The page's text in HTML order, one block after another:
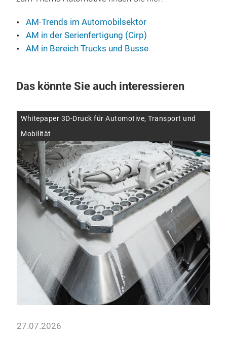
AM-Trends im Automobilsektor
AM in der Serienfertigung (Cirp)
AM in Bereich Trucks und Busse
Das könnte Sie auch interessieren
Whitepaper 3D-Druck für Automotive, Transport und
Mobilität
27.07.2026